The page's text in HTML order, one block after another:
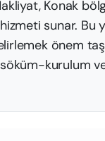
Konak
sunar. Bu
önem
kurulum